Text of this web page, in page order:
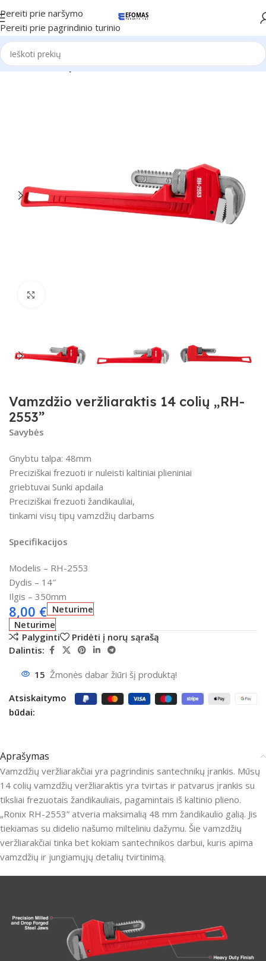
Pereiti prie naršymo
Pereiti prie pagrindinio turinio
Pradžia Ronix Įrankiai
Vamzdžio veržliaraktis 14 colių „RH-
2553”
Savybės
Gnybtu talpa: 48mm
Preciziškai frezuoti ir nuleisti kaltiniai plieniniai
griebtuvai Sunki apdaila
Preciziškai frezuoti žandikauliai,
tinkami visų tipų vamzdžių darbams
Specifikacijos
Modelis – RH-2553
Dydis – 14″
Ilgis – 350mm
8,00 € Neturime
Neturime
Palyginti
Pridėti į norų sąrašą
Dalintis:
15 Žmonės dabar žiūri šį produktą!
Atsiskaitymo
būdai:
Aprašymas
Vamzdžių veržliarakčiai yra pagrindinis santechnikų įrankis. Mūsų
14 colių vamzdžių veržliaraktis yra tvirtas ir patvarus įrankis su
tiksliai frezuotais žandikauliais, pagamintais iš kaltinio plieno.
„Ronix RH-2553” atveria maksimalią 48 mm žandikaulio galią. Jis
tiekiamas su didelio našumo milteliniu dažymu. Šie vamzdžių
veržliarakčiai tinka bet kokiam santechnikos darbui, kuris apima
vamzdžių ir jungiamųjų detalių tvirtinimą.